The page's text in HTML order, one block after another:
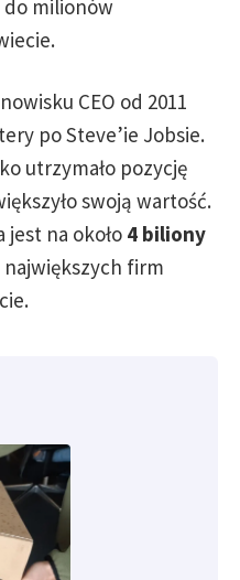
milionów
CEO od 2011
po Steve’ie Jobsie.
utrzymało pozycję
swoją wartość.
jest na około 4 biliony
firm